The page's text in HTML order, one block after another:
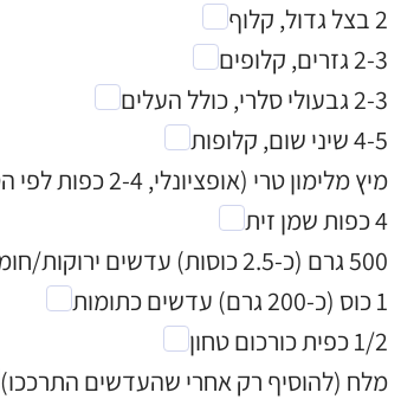
2 בצל גדול, קלוף
2-3 גזרים, קלופים
2-3 גבעולי סלרי, כולל העלים
4-5 שיני שום, קלופות
מיץ מלימון טרי (אופציונלי, 2-4 כפות לפי הטעם)
4 כפות שמן זית
500 גרם (כ-2.5 כוסות) עדשים ירוקות/חומות
1 כוס (כ-200 גרם) עדשים כתומות
1/2 כפית כורכום טחון
מלח (להוסיף רק אחרי שהעדשים התרככו)